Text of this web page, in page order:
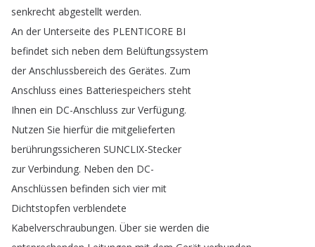
senkrecht abgestellt werden.
An der Unterseite des PLENTICORE BI
befindet sich neben dem Belüftungssystem
der Anschlussbereich des Gerätes. Zum
Anschluss eines Batteriespeichers steht
Ihnen ein DC-Anschluss zur Verfügung.
Nutzen Sie hierfür die mitgelieferten
berührungssicheren SUNCLIX-Stecker
zur Verbindung. Neben den DC-
Anschlüssen befinden sich vier mit
Dichtstopfen verblendete
Kabelverschraubungen. Über sie werden die